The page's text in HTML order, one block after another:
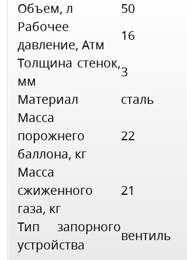
Объем, л
50
Рабочее
давление, Атм
16
Толщина стенок,
мм
3
Материал
сталь
Масса
порожнего
баллона, кг
22
Масса
сжиженного
газа, кг
21
Тип запорного
устройства
вентиль